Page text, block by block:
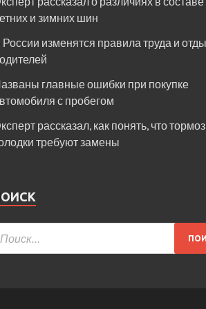
и зимних шин
России изменятся правила труда и
главные ошибки при покупке
с пробегом
рассказал, как понять, что
требуют замены